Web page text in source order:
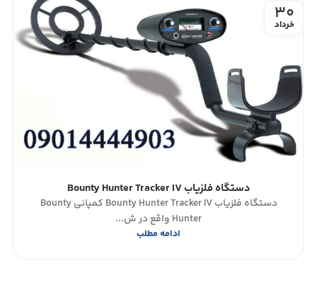
30
خرداد
دستگاه فلزیاب Bounty Hunter Tracker IV
دستگاه فلزیاب Bounty Hunter Tracker IV کمپانی Bounty
Hunter واقع در ش...
ادامه مطلب